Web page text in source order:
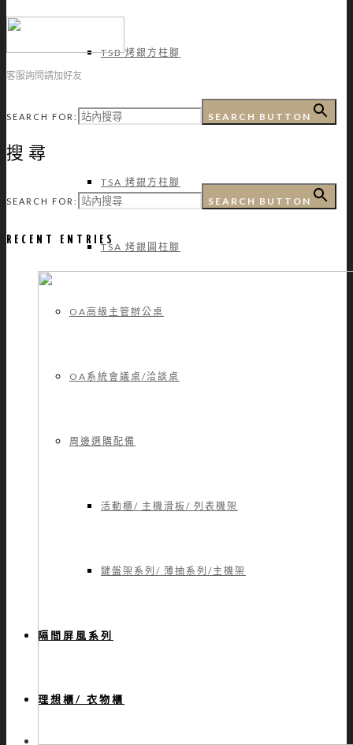
TSB 烤銀方柱腳
TSB 烤銀圓柱腳
TSA 烤銀方柱腳
TSA 烤銀圓柱腳
OA高級主管辦公桌
OA系統會議桌/洽談桌
周邊選購配備
活動櫃/ 主機滑板/ 列表機架
鍵盤架系列/ 薄抽系列/主機架
隔間屏風系列
理想櫃/ 衣物櫃
客服詢問請加好友
SEARCH FOR: SEARCH BUTTON
搜尋
SEARCH FOR: SEARCH BUTTON
RECENT ENTRIES